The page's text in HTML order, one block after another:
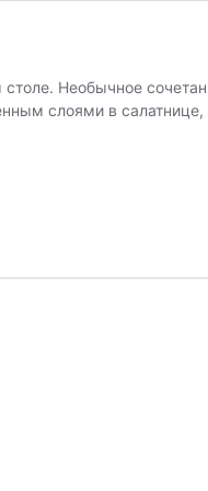
Необычное
слоями в